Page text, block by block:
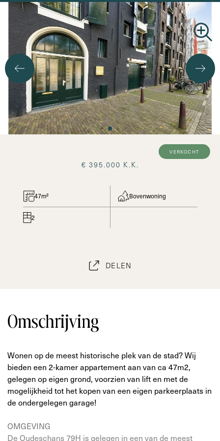
verkocht
€ 395.000 K.K.
47m² Bovenwoning
2
DELEN
Omschrijving
Wonen op de meest historische plek van de stad? Wij
bieden een 2-kamer appartement aan van ca 47m2,
gelegen op eigen grond, voorzien van lift en met de
mogelijkheid tot het kopen van een eigen parkeerplaats in
de ondergelegen garage!
OMGEVING
De Oudeschans 79H is gelegen in een van de meest
Zoekopdracht